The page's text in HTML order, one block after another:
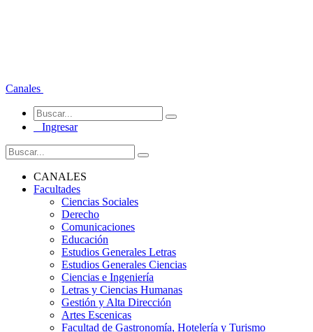
Canales
Ingresar
CANALES
Facultades
Ciencias Sociales
Derecho
Comunicaciones
Educación
Estudios Generales Letras
Estudios Generales Ciencias
Ciencias e Ingeniería
Letras y Ciencias Humanas
Gestión y Alta Dirección
Artes Escenicas
Facultad de Gastronomía, Hotelería y Turismo